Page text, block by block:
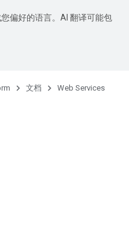
偏好的语言。AI 翻译可能包
文档
Web Services